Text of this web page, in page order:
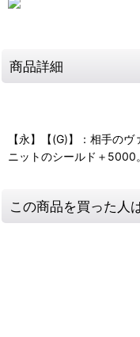
商品詳細
【永】【(G)】：相手の
ニットのシールド＋5000。
この商品を買った人